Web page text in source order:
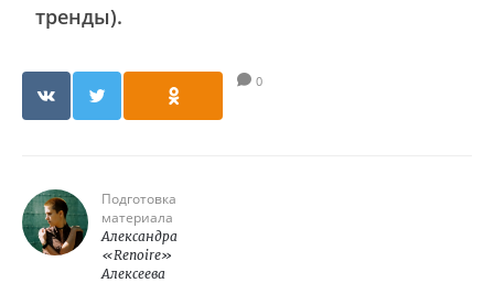
тренды).
0
Подготовка
материала
Александра
«Renoire»
Алексеева